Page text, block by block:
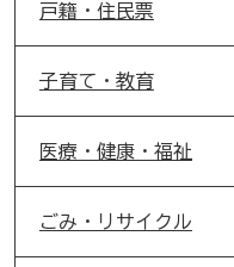
戸籍・住民票
子育て・教育
医療・健康・福祉
ごみ・リサイクル